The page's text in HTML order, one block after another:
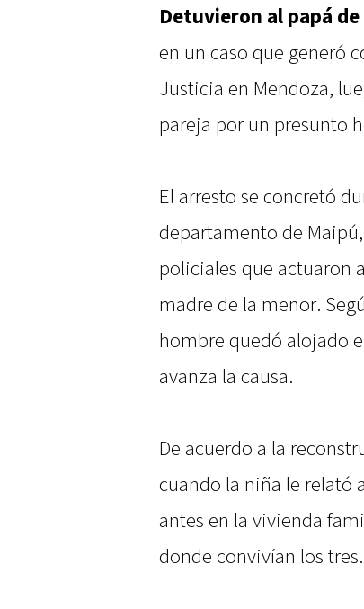
Detuvieron al papá
en un caso que generó
Justicia en Mendoza,
pareja por un presunto
El arresto se concretó
departamento de
policiales que actuaron
madre de la menor.
hombre quedó alojado
avanza la causa.
De acuerdo a la
cuando la niña le relató
antes en la vivienda
donde convivían los tres.